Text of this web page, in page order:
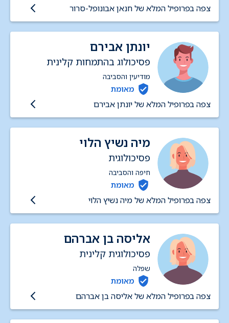
צפה בפרופיל המלא של חנאן אבונופל-סרור
יונתן אבירם
פסיכולוג בהתמחות קלינית
מודיעין והסביבה
מאומת
צפה בפרופיל המלא של יונתן אבירם
מיה נשיץ הלוי
פסיכולוגית
חיפה והסביבה
מאומת
צפה בפרופיל המלא של מיה נשיץ הלוי
אליסה בן אברהם
פסיכולוגית קלינית
שפלה
מאומת
צפה בפרופיל המלא של אליסה בן אברהם